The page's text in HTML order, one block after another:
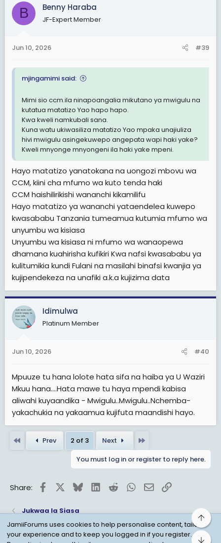
B Benny Haraba
JF-Expert Member
Jun 10, 2026 #39
mjingamimi said:
Mimi sio ccm.ila ninapoangalia mikutano ya mwigulu na
kutatua matatizo Yao hapo hapo.
Kwa kweli namkubali sana.
Kuna watu ukiwasiliza matatizo Yao mpaka unajiuliza
hivi mwigulu asingekuwepo angepata wapi haki yake?
Kweli mnyonge mnyongeni ila haki yake mpeni.
Hayo matatizo yanatokana na uongozi mbovu wa
CCM, kiini cha mfumo wa kuto tenda haki
CCM haishilirikishi wananchi kikamilifu
Hayo matatizo ya wananchi yataendelea kuwepo
kwasababu Tanzania tumeamua kutumia mfumo wa
unyumbu wa kisiasa
Unyumbu wa kisiasa ni mfumo wa wanaopewa
dhamana kuahirisha kufikiri Kwa nafsi kwasababu ya
kulitumikia kundi Fulani na masilahi binafsi kwanjia ya
kujipendekeza na unafiki a.k.a kujizima data
Idimulwa
Platinum Member
Jun 10, 2026 #40
Mpuuze tu hana lolote hata sifa na haiba ya U Waziri
Mkuu hana....Hata mawe tu haya mpendi kabisa
aliwahi kuyaandika - Mwigulu..Mwigulu..Nchemba-
yakachukia na yakaamua kujifuta maandishi hayo.
Prev 2 of 3 Next
You must log in or register to reply here.
Share: FacebookBlueskyLinkedInRedditWhatsApp
EmailLink
Jukwaa la Siasa
JamiiForums uses cookies to help personalise content, tailor
your experience and to keep you logged in if you register.
Top